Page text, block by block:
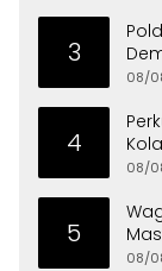
3
08/
4
08/
5
08/